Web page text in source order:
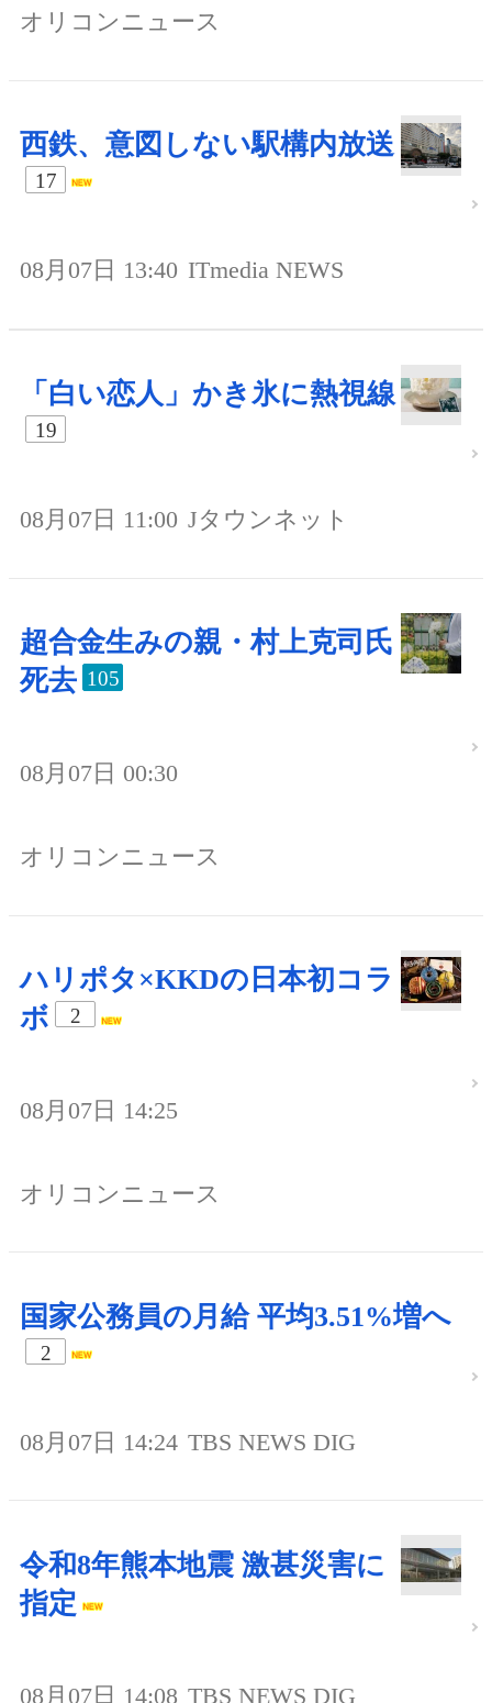
オリコンニュース
西鉄、意図しない駅構内放送
17
08月07日 13:40 ITmedia NEWS
「白い恋人」かき氷に熱視線
19
08月07日 11:00 Jタウンネット
超合金生みの親・村上克司氏
死去 105
08月07日 00:30
オリコンニュース
ハリポタ×KKDの日本初コラ
ボ
2
08月07日 14:25
オリコンニュース
国家公務員の月給 平均3.51%増へ
2
08月07日 14:24 TBS NEWS DIG
令和8年熊本地震 激甚災害に
指定
08月07日 14:08 TBS NEWS DIG